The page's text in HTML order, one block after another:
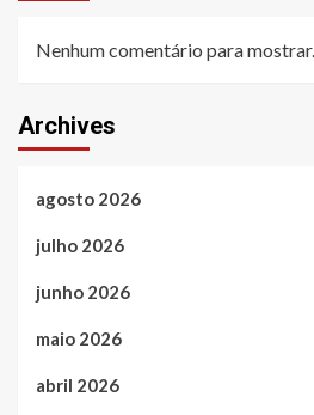
Nenhum comentário para mostrar.
Archives
agosto 2026
julho 2026
junho 2026
maio 2026
abril 2026